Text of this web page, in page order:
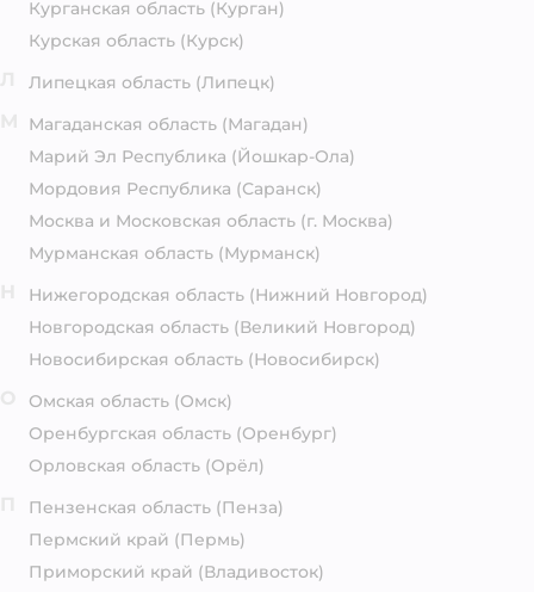
Курганская область (Курган)
Курская область (Курск)
Липецкая область (Липецк)
Магаданская область (Магадан)
Марий Эл Республика (Йошкар-Ола)
Мордовия Республика (Саранск)
Москва и Московская область (г. Москва)
Мурманская область (Мурманск)
Нижегородская область (Нижний Новгород)
Новгородская область (Великий Новгород)
Новосибирская область (Новосибирск)
Омская область (Омск)
Оренбургская область (Оренбург)
Орловская область (Орёл)
Пензенская область (Пенза)
Пермский край (Пермь)
Приморский край (Владивосток)